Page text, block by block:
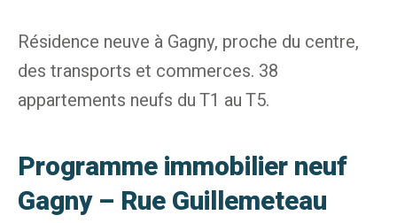
Résidence neuve à Gagny, proche du centre,
des transports et commerces. 38
appartements neufs du T1 au T5.
Programme immobilier neuf
Gagny – Rue Guillemeteau